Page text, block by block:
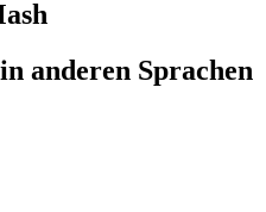
anderen Sprachen